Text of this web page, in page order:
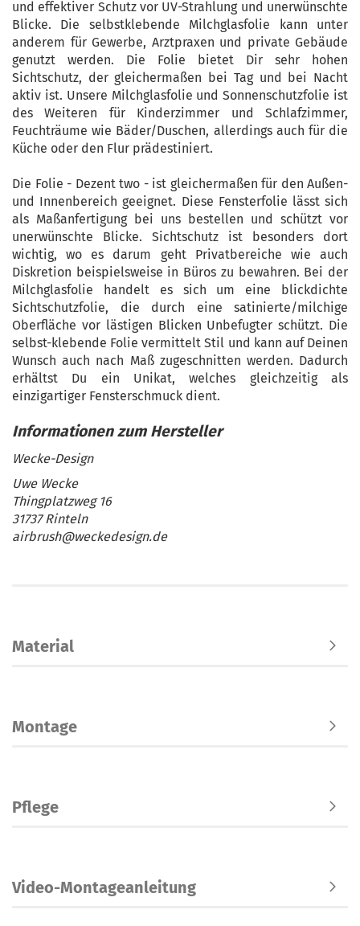
und effektiver Schutz vor UV-Strahlung und unerwünschte
Blicke. Die selbstklebende Milchglasfolie kann unter
anderem für Gewerbe, Arztpraxen und private Gebäude
genutzt werden. Die Folie bietet Dir sehr hohen
Sichtschutz, der gleichermaßen bei Tag und bei Nacht
aktiv ist. Unsere Milchglasfolie und Sonnenschutzfolie ist
des Weiteren für Kinderzimmer und Schlafzimmer,
Feuchträume wie Bäder/Duschen, allerdings auch für die
Küche oder den Flur prädestiniert.
Die Folie - Dezent two - ist gleichermaßen für den Außen-
und Innenbereich geeignet. Diese Fensterfolie lässt sich
als Maßanfertigung bei uns bestellen und schützt vor
unerwünschte Blicke. Sichtschutz ist besonders dort
wichtig, wo es darum geht Privatbereiche wie auch
Diskretion beispielsweise in Büros zu bewahren. Bei der
Milchglasfolie handelt es sich um eine blickdichte
Sichtschutzfolie, die durch eine satinierte/milchige
Oberfläche vor lästigen Blicken Unbefugter schützt. Die
selbst-klebende Folie vermittelt Stil und kann auf Deinen
Wunsch auch nach Maß zugeschnitten werden. Dadurch
erhältst Du ein Unikat, welches gleichzeitig als
einzigartiger Fensterschmuck dient.
Wecke-Design
Uwe Wecke
Thingplatzweg 16
31737 Rinteln
airbrush@weckedesign.de
Material
Montage
Pflege
Video-Montageanleitung